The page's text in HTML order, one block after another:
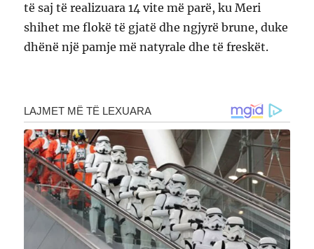
të saj të realizuara 14 vite më parë, ku Meri
shihet me flokë të gjatë dhe ngjyrë brune, duke
dhënë një pamje më natyrale dhe të freskët.